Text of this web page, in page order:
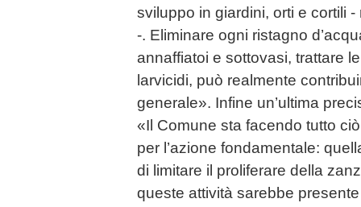
sviluppo in giardini, orti e cortili
-. Eliminare ogni ristagno
annaffiatoi e sottovasi, trattare
larvicidi, può realmente
generale». Infine un’ultima
«Il Comune sta facendo tutto
per l’azione fondamentale:
di limitare il proliferare della
queste attività sarebbe